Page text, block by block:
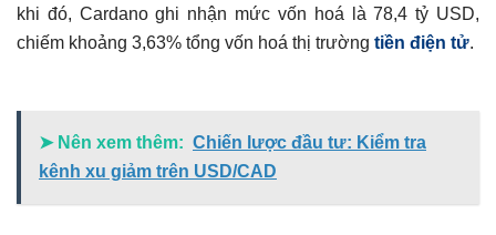
khi đó, Cardano ghi nhận mức vốn hoá là 78,4 tỷ USD,
chiếm khoảng 3,63% tổng vốn hoá thị trường tiền điện tử.
➤ Nên xem thêm: Chiến lược đầu tư: Kiểm tra
kênh xu giảm trên USD/CAD